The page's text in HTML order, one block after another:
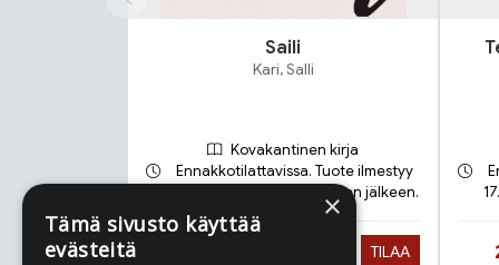
Saili
Kari, Salli
Kovakantinen kirja
Ennakkotilattavissa. Tuote ilmestyy
21.9.2026 ja toimitetaan sen jälkeen.
TILAA
×
Tämä sivusto käyttää
evästeitä